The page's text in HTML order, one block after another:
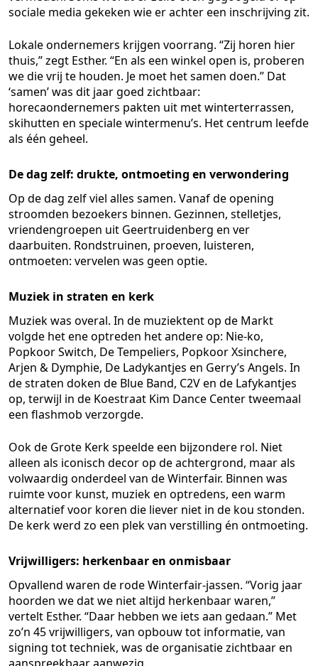
sociale media gekeken wie er achter een inschrijving zit.
Lokale ondernemers krijgen voorrang. “Zij horen hier
thuis,” zegt Esther. “En als een winkel open is, proberen
we die vrij te houden. Je moet het samen doen.” Dat
‘samen’ was dit jaar goed zichtbaar:
horecaondernemers pakten uit met winterterrassen,
skihutten en speciale wintermenu’s. Het centrum leefde
als één geheel.
De dag zelf: drukte, ontmoeting en verwondering
Op de dag zelf viel alles samen. Vanaf de opening
stroomden bezoekers binnen. Gezinnen, stelletjes,
vriendengroepen uit Geertruidenberg en ver
daarbuiten. Rondstruinen, proeven, luisteren,
ontmoeten: vervelen was geen optie.
Muziek in straten en kerk
Muziek was overal. In de muziektent op de Markt
volgde het ene optreden het andere op: Nie-ko,
Popkoor Switch, De Tempeliers, Popkoor Xsinchere,
Arjen & Dymphie, De Ladykantjes en Gerry’s Angels. In
de straten doken de Blue Band, C2V en de Lafykantjes
op, terwijl in de Koestraat Kim Dance Center tweemaal
een flashmob verzorgde.
Ook de Grote Kerk speelde een bijzondere rol. Niet
alleen als iconisch decor op de achtergrond, maar als
volwaardig onderdeel van de Winterfair. Binnen was
ruimte voor kunst, muziek en optredens, een warm
alternatief voor koren die liever niet in de kou stonden.
De kerk werd zo een plek van verstilling én ontmoeting.
Vrijwilligers: herkenbaar en onmisbaar
Opvallend waren de rode Winterfair-jassen. “Vorig jaar
hoorden we dat we niet altijd herkenbaar waren,”
vertelt Esther. “Daar hebben we iets aan gedaan.” Met
zo’n 45 vrijwilligers, van opbouw tot informatie, van
signing tot techniek, was de organisatie zichtbaar en